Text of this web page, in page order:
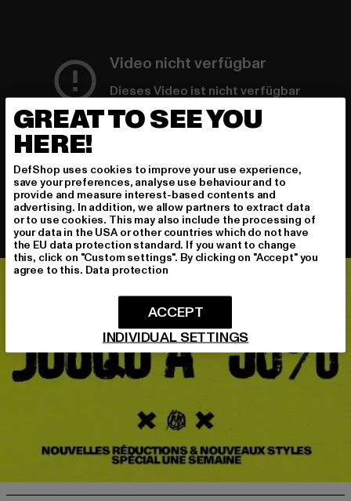
Video nicht verfügbar
Dieses Video ist nicht verfügbar
GREAT TO SEE YOU
HERE!
DefShop uses cookies to improve your use experience,
save your preferences, analyse use behaviour and to
provide and measure interest-based contents and
advertising. In addition, we allow partners to extract data
or to use cookies. This may also include the processing of
your data in the USA or other countries which do not have
the EU data protection standard. If you want to change
this, click on "Custom settings". By clicking on "Accept" you
agree to this. Data protection
INDIVIDUAL SETTINGS
ACCEPT